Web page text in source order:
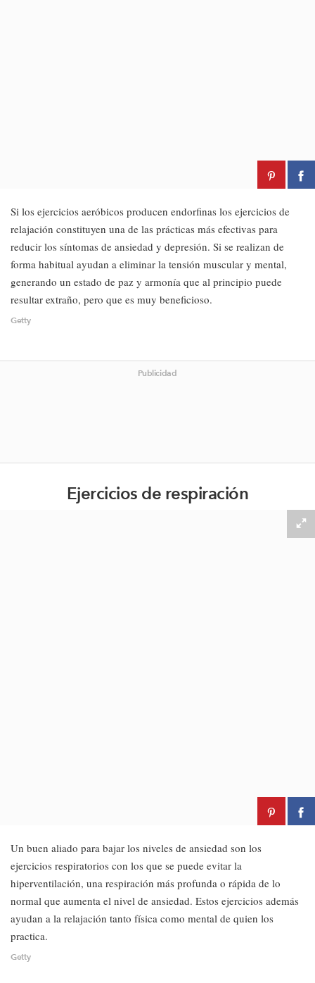
Si los ejercicios aeróbicos producen endorfinas los ejercicios de
relajación constituyen una de las prácticas más efectivas para
reducir los síntomas de ansiedad y depresión. Si se realizan de
forma habitual ayudan a eliminar la tensión muscular y mental,
generando un estado de paz y armonía que al principio puede
resultar extraño, pero que es muy beneficioso.
Getty
Publicidad
Ejercicios de respiración
Un buen aliado para bajar los niveles de ansiedad son los
ejercicios respiratorios con los que se puede evitar la
hiperventilación, una respiración más profunda o rápida de lo
normal que aumenta el nivel de ansiedad. Estos ejercicios además
ayudan a la relajación tanto física como mental de quien los
practica.
Getty